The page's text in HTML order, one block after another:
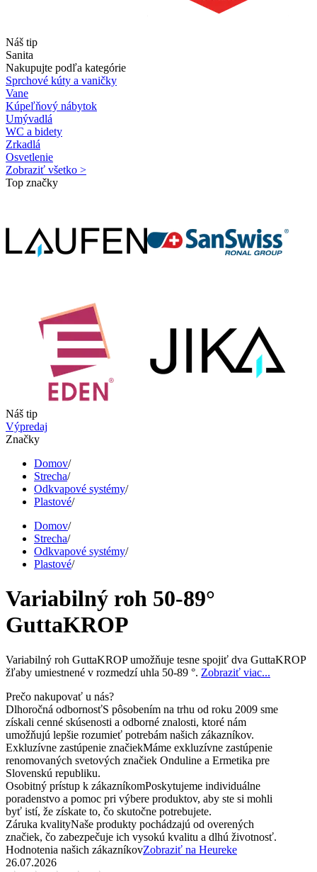
Náš tip
Sanita
Nakupujte podľa kategórie
Sprchové kúty a vaničky
Vane
Kúpeľňový nábytok
Umývadlá
WC a bidety
Zrkadlá
Osvetlenie
Zobraziť všetko >
Top značky
Náš tip
Výpredaj
Značky
Domov/
Strecha/
Odkvapové systémy/
Plastové/
Domov/
Strecha/
Odkvapové systémy/
Plastové/
Variabilný roh 50-89°
GuttaKROP
Variabilný roh GuttaKROP umožňuje tesne spojiť dva GuttaKROP
žľaby umiestnené v rozmedzí uhla 50-89 °. Zobraziť viac...
Prečo nakupovať u nás?
Dlhoročná odbornosťS pôsobením na trhu od roku 2009 sme
získali cenné skúsenosti a odborné znalosti, ktoré nám
umožňujú lepšie rozumieť potrebám našich zákazníkov.
Exkluzívne zastúpenie značiekMáme exkluzívne zastúpenie
renomovaných svetových značiek Onduline a Ermetika pre
Slovenskú republiku.
Osobitný prístup k zákazníkomPoskytujeme individuálne
poradenstvo a pomoc pri výbere produktov, aby ste si mohli
byť istí, že získate to, čo skutočne potrebujete.
Záruka kvalityNaše produkty pochádzajú od overených
značiek, čo zabezpečuje ich vysokú kvalitu a dlhú životnosť.
Hodnotenia našich zákazníkovZobraziť na Heureke
26.07.2026